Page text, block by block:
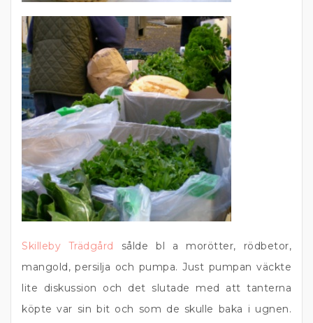
Skilleby Trädgård
sålde bl a morötter, rödbetor,
mangold, persilja och pumpa. Just pumpan väckte
lite diskussion och det slutade med att tanterna
köpte var sin bit och som de skulle baka i ugnen.